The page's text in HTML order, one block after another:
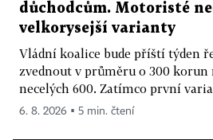
důchodcům. Motoristé
velkorysejší varianty
Vládní koalice bude příští týden
zvednout v průměru o 300 korun
necelých 600. Zatímco první
6. 8. 2026 ▪ 5 min. čtení